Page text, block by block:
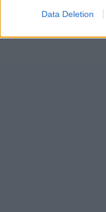
Data Deletion